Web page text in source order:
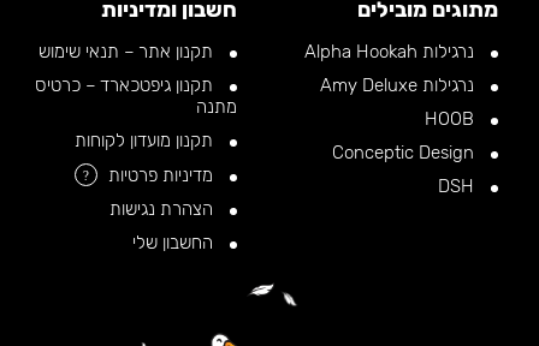
מתוגים מובילים
נרגילות Alpha Hookah
נרגילות Amy Deluxe
חשבון ומדיניות
תקנון אתר – תנאי שימוש
תקנון גיפטכארד – כרטיס
מתנה
תקנון מועדון לקוחות
מדיניות פרטיות
?
הצהרת נגישות
החשבון שלי